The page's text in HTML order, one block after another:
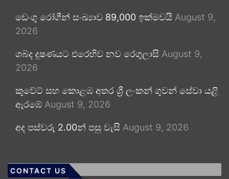
ඩෙංගු රෝගීන් සංඛ්‍යාව 89,000 ඉක්මවයි August 9,
2026
ශබ්ද දූෂණයට එරෙහිව නව රෙගුලාසි August 9,
2026
කුවේට් සහ කොළඹ අතර ශ්‍රී ලංකන් ගුවන් සේවා යළි
ඇරඹේ August 9, 2026
අද පස්වරු 2.00න් පසු වැසි August 9, 2026
CONTACT US